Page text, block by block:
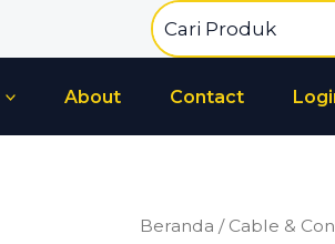
Search
for:
About Contact
Beranda / Cable &
Kuantitas